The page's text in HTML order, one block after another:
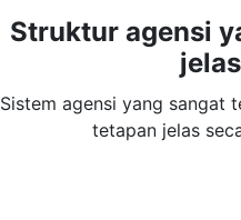
Struktur agensi
jelas
Sistem agensi yang sangat
tetapan jelas